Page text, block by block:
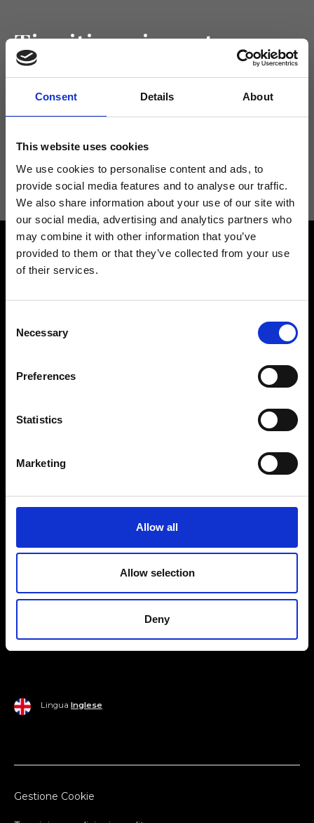
Consent Details About
This website uses cookies
We use cookies to personalise content and ads, to
provide social media features and to analyse our traffic.
We also share information about your use of our site with
our social media, advertising and analytics partners who
may combine it with other information that you’ve
provided to them or that they’ve collected from your use
of their services.
Selection
Necessary
Preferences
Statistics
Marketing
Allow all
Allow selection
Deny
Tieniti aggiornato
Non perdere le novità di Ripani, iscriviti alla newsletter!
informazioni consulta laPrivacy Policy.
Cerca un negozio
Seguici
Lingua Inglese
Gestione Cookie